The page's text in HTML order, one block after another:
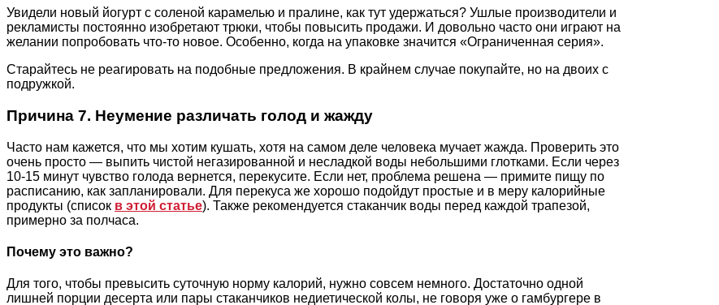
Увидели новый йогурт с соленой карамелью и пралине, как тут удержаться? Ушлые производители и
рекламисты постоянно изобретают трюки, чтобы повысить продажи. И довольно часто они играют на
желании попробовать что-то новое. Особенно, когда на упаковке значится «Ограниченная серия».
Старайтесь не реагировать на подобные предложения. В крайнем случае покупайте, но на двоих с
подружкой.
Причина 7. Неумение различать голод и жажду
Часто нам кажется, что мы хотим кушать, хотя на самом деле человека мучает жажда. Проверить это
очень просто — выпить чистой негазированной и несладкой воды небольшими глотками. Если через
10-15 минут чувство голода вернется, перекусите. Если нет, проблема решена — примите пищу по
расписанию, как запланировали. Для перекуса же хорошо подойдут простые и в меру калорийные
продукты (список в этой статье). Также рекомендуется стаканчик воды перед каждой трапезой,
примерно за полчаса.
Почему это важно?
Для того, чтобы превысить суточную норму калорий, нужно совсем немного. Достаточно одной
лишней порции десерта или пары стаканчиков недиетической колы, не говоря уже о гамбургере в